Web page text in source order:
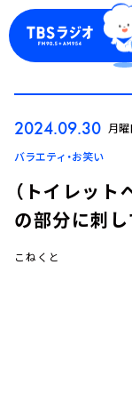
ログ
2024.09.30 月曜
バラエティ・お笑い
（トイレッ
の部分に刺し
こねくと